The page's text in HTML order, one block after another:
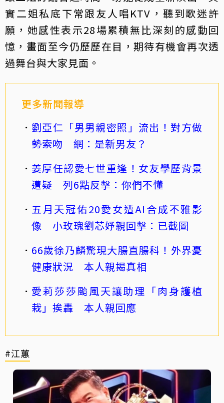
實二姐私底下常跟友人唱KTV，聽到歌迷許
願，她感性表示28場累積無比深刻的感動回
憶，畫面至今仍歷歷在目，期待有機會再次透
過舞台與大家見面。
更多新聞報導
劉亞仁「男男親密照」流出！對方做
勢索吻 網：是新男友？
姜厚任認愛七世重逢！女友學歷背景
遭疑 列6點反擊：你們不懂
五月天冠佑20愛女遭AI合成不雅影
像 小玫瑰劉芯妤親回擊：已截圖
66歲徐乃麟驚現大腸直腸科！外界憂
健康狀況 本人親揭真相
愛莉莎莎颱風天讓助理「肉身護植
栽」挨轟 本人親回應
#江蕙